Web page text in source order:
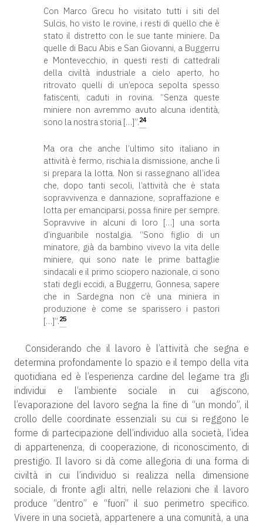
Con Marco Grecu ho visitato tutti i siti del
Sulcis, ho visto le rovine, i resti di quello che è
stato il distretto con le sue tante miniere. Da
quelle di Bacu Abis e San Giovanni, a Buggerru
e Montevecchio, in questi resti di cattedrali
della civiltà industriale a cielo aperto, ho
ritrovato quelli di un’epoca sepolta spesso
fatiscenti, caduti in rovina. “Senza queste
miniere non avremmo avuto alcuna identità,
sono la nostra storia […]”.24
Ma ora che anche l’ultimo sito italiano in
attività è fermo, rischia la dismissione, anche lì
si prepara la lotta. Non si rassegnano all’idea
che, dopo tanti secoli, l’attività che è stata
sopravvivenza e dannazione, sopraffazione e
lotta per emanciparsi, possa finire per sempre.
Sopravvive in alcuni di loro […] una sorta
d’inguaribile nostalgia. “Sono figlio di un
minatore, già da bambino vivevo la vita delle
miniere, qui sono nate le prime battaglie
sindacali e il primo sciopero nazionale, ci sono
stati degli eccidi, a Buggerru, Gonnesa, sapere
che in Sardegna non c’è una miniera in
produzione è come se sparissero i pastori
[…]”.25
Considerando che il lavoro è l’attività che segna e
determina profondamente lo spazio e il tempo della vita
quotidiana ed è l’esperienza cardine del legame tra gli
individui e l’ambiente sociale in cui agiscono,
l’evaporazione del lavoro segna la fine di “un mondo”, il
crollo delle coordinate essenziali su cui si reggono le
forme di partecipazione dell’individuo alla società, l’idea
di appartenenza, di cooperazione, di riconoscimento, di
prestigio. Il lavoro si dà come allegoria di una forma di
civiltà in cui l’individuo si realizza nella dimensione
sociale, di fronte agli altri, nelle relazioni che il lavoro
produce “dentro” e “fuori” il suo perimetro specifico.
Vivere in una società, appartenere a una comunità, a una